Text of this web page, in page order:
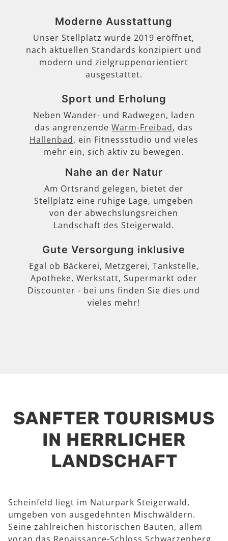
Moderne Ausstattung
Unser Stellplatz wurde 2019 eröffnet,
nach aktuellen Standards konzipiert und
modern und zielgruppenorientiert
ausgestattet.
Sport und Erholung
Neben Wander- und Radwegen, laden
das angrenzendeWarm-Freibad, das
Hallenbad, ein Fitnessstudio und vieles
mehr ein, sich aktiv zu bewegen.
Nahe an der Natur
Am Ortsrand gelegen, bietet der
Stellplatz eine ruhige Lage, umgeben
von der abwechslungsreichen
Landschaft des Steigerwald.
Gute Versorgung inklusive
Egal ob Bäckerei, Metzgerei, Tankstelle,
Apotheke, Werkstatt, Supermarkt oder
Discounter - bei uns finden Sie dies und
vieles mehr!
SANFTER TOURISMUS
IN HERRLICHER
LANDSCHAFT
Scheinfeld liegt im Naturpark Steigerwald,
umgeben von ausgedehnten Mischwäldern.
Seine zahlreichen historischen Bauten, allem